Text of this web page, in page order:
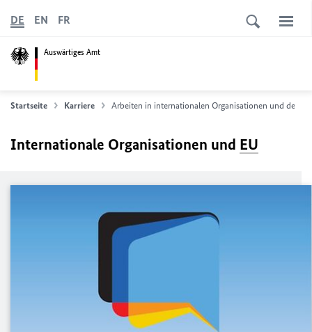
Auswärtiges Amt
DE EN FR
Startseite Karriere Arbeiten in internationalen Organisationen und der
Internationale Organisationen und EU